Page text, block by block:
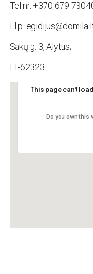
Tel.nr. +370 679
El.p.
Sakų g. 3, Alytus;
LT-62323
This page can't
Do you own this